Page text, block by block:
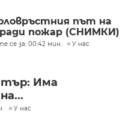
път на
пожар (СНИМКИ)
се за: 00:42 мин. У нас
Има
У нас